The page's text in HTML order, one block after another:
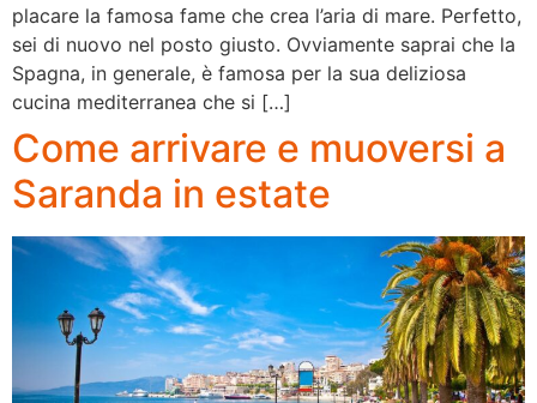
placare la famosa fame che crea l’aria di mare. Perfetto,
sei di nuovo nel posto giusto. Ovviamente saprai che la
Spagna, in generale, è famosa per la sua deliziosa
cucina mediterranea che si […]
Come arrivare e muoversi a
Saranda in estate